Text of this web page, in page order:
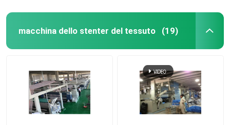
macchina dello stenter del tessuto (19)